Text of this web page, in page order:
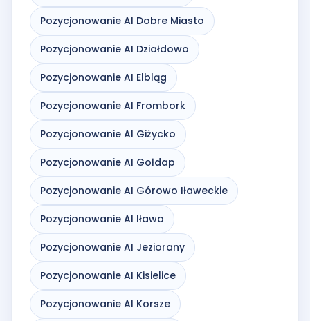
Pozycjonowanie AI Dobre Miasto
Pozycjonowanie AI Działdowo
Pozycjonowanie AI Elbląg
Pozycjonowanie AI Frombork
Pozycjonowanie AI Giżycko
Pozycjonowanie AI Gołdap
Pozycjonowanie AI Górowo Iławeckie
Pozycjonowanie AI Iława
Pozycjonowanie AI Jeziorany
Pozycjonowanie AI Kisielice
Pozycjonowanie AI Korsze